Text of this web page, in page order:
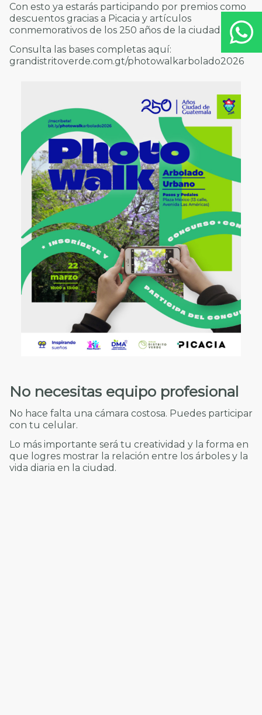
Con esto ya estarás participando por premios como
descuentos gracias a Picacia y artículos
conmemorativos de los 250 años de la ciudad.
Consulta las bases completas aquí:
grandistritoverde.com.gt/photowalkarbolado2026
No necesitas equipo profesional
No hace falta una cámara costosa. Puedes participar
con tu celular.
Lo más importante será tu creatividad y la forma en
que logres mostrar la relación entre los árboles y la
vida diaria en la ciudad.